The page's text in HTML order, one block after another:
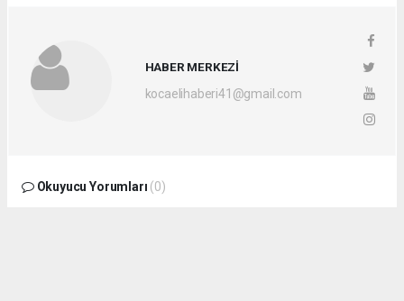
HABER MERKEZİ
kocaelihaberi41@gmail.com
Okuyucu Yorumları (0)